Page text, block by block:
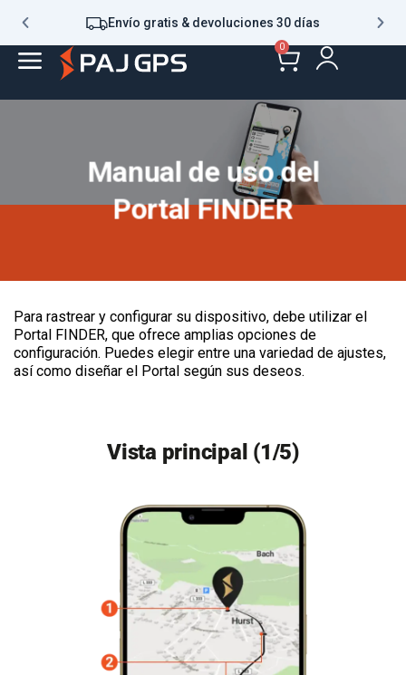
Envío gratis & devoluciones 30 días
0
Manual de uso del
Portal FINDER
Para rastrear y configurar su dispositivo, debe utilizar el
Portal FINDER, que ofrece amplias opciones de
configuración. Puedes elegir entre una variedad de ajustes,
así como diseñar el Portal según sus deseos.
Vista principal (1/5)